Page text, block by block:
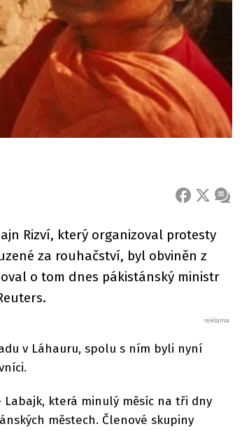
FACEBOOK
X
Rizví, který organizoval protesty
za rouhačství, byl obviněn z
o tom dnes pákistánský ministr
v Láhauru, spolu s ním byli nyní
Labajk, která minulý měsíc na tři dny
městech. Členové skupiny